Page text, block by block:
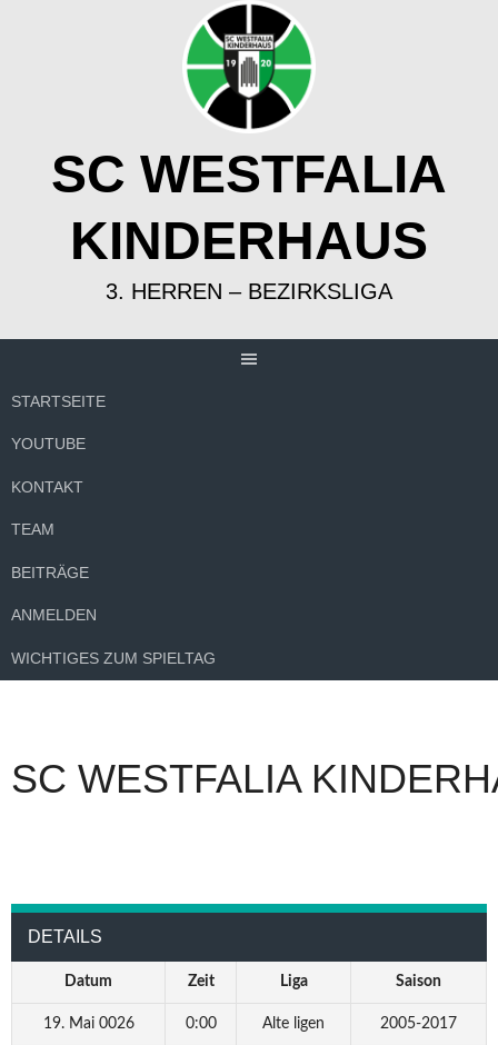
SC WESTFALIA
KINDERHAUS
3. HERREN – BEZIRKSLIGA
STARTSEITE
YOUTUBE
KONTAKT
TEAM
BEITRÄGE
ANMELDEN
WICHTIGES ZUM SPIELTAG
SC WESTFALIA
DETAILS
Datum Zeit Liga Saison
19. Mai 0026 0:00 Alte ligen 2005-2017